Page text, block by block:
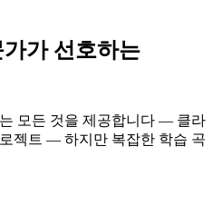
가가 선호하는
는 모든 것을 제공합니다 — 클라
젝트 — 하지만 복잡한 학습 곡